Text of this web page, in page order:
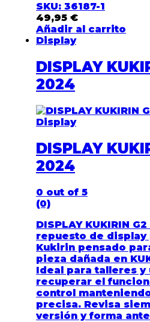
SKU: 36187-1
49,95 €
Añadir al carrito
Display
DISPLAY
2024
Display
DISPLAY
2024
0 out of 5
(0)
DISPLAY KUKIRIN
repuesto de
Kukirin pensado
pieza dañada en
Ideal para talleres
recuperar el
control
precisa. Revisa
versión y forma